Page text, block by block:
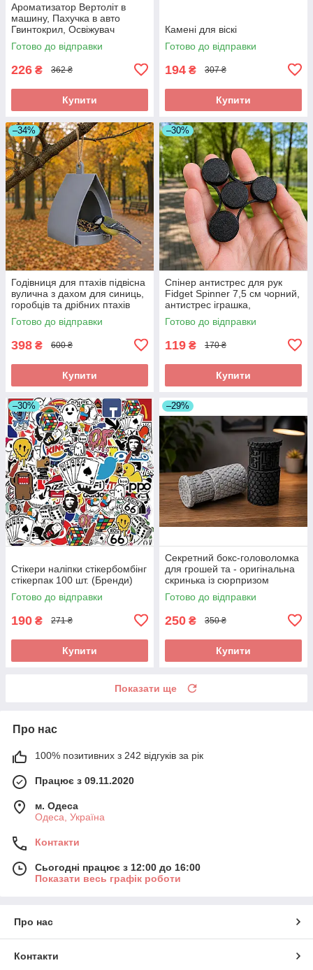
Ароматизатор Вертоліт в
машину, Пахучка в авто
Гвинтокрил, Освіжувач
повітря
Готово до відправки
226 ₴ 362 ₴
Купити
Камені для віскі
Готово до відправки
194 ₴ 307 ₴
Купити
–34%
Годівниця для птахів підвісна
вулична з дахом для синиць,
горобців та дрібних птахів
14×12×15 см
Готово до відправки
398 ₴ 600 ₴
Купити
–30%
Спінер антистрес для рук
Fidget Spinner 7,5 см чорний,
антистрес іграшка,
кишеньковий спінер, спінер
для дітей та дорослих
Готово до відправки
119 ₴ 170 ₴
Купити
–30%
Стікери наліпки стікербомбінг
стікерпак 100 шт. (Бренди)
Готово до відправки
190 ₴ 271 ₴
Купити
–29%
Секретний бокс-головоломка
для грошей та - оригінальна
скринька із сюрпризом
Готово до відправки
250 ₴ 350 ₴
Купити
Показати ще
Про нас
100% позитивних з 242 відгуків за рік
Працює з 09.11.2020
м. Одеса
Одеса, Україна
Контакти
Сьогодні працює з 12:00 до 16:00
Показати весь графік роботи
Про нас
Контакти